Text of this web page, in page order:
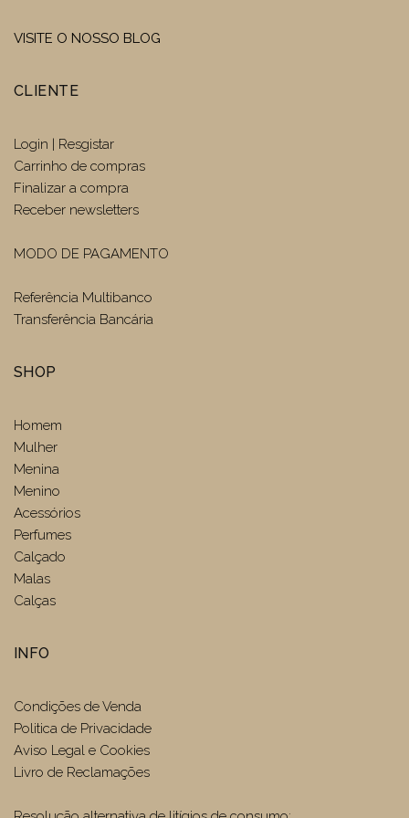
VISITE O NOSSO BLOG
CLIENTE
Login | Resgistar
Carrinho de compras
Finalizar a compra
Receber newsletters
MODO DE PAGAMENTO
Referência Multibanco
Transferência Bancária
SHOP
Homem
Mulher
Menina
Menino
Acessórios
Perfumes
Calçado
Malas
Calças
INFO
Condições de Venda
Politica de Privacidade
Aviso Legal e Cookies
Livro de Reclamações